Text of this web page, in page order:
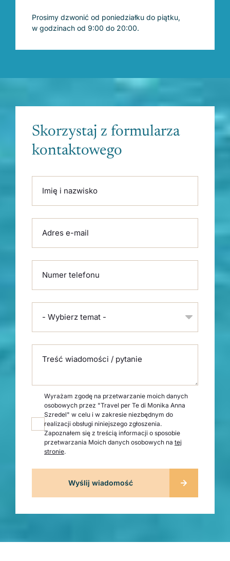
Prosimy dzwonić od poniedziałku do piątku,
w godzinach od 9:00 do 20:00.
Skorzystaj z formularza
kontaktowego
Imię i nazwisko
Adres e-mail
Numer telefonu
- Wybierz temat -
Treść wiadomości / pytanie
Wyrażam zgodę na przetwarzanie moich danych
osobowych przez "Travel per Te di Monika Anna
Szredel" w celu i w zakresie niezbędnym do
realizacji obsługi niniejszego zgłoszenia.
Zapoznałem się z treścią informacji o sposobie
przetwarzania Moich danych osobowych na tej
stronie.